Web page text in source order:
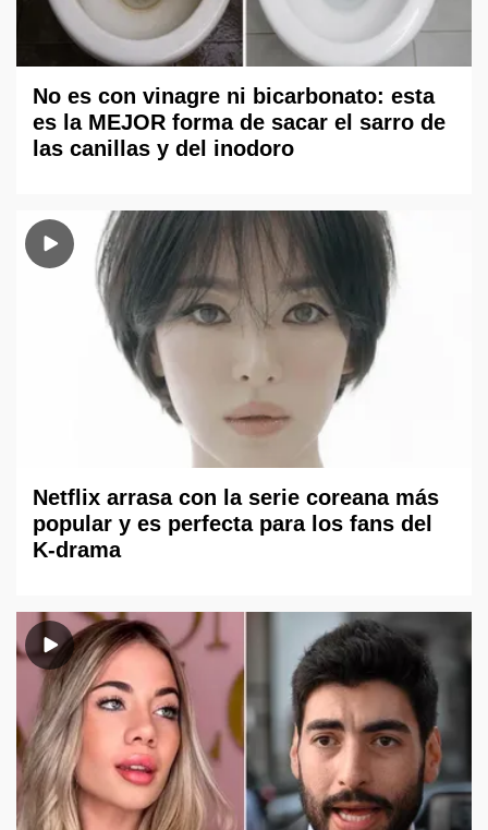
No es con vinagre ni bicarbonato: esta
es la MEJOR forma de sacar el sarro de
las canillas y del inodoro
Netflix arrasa con la serie coreana más
popular y es perfecta para los fans del
K-drama